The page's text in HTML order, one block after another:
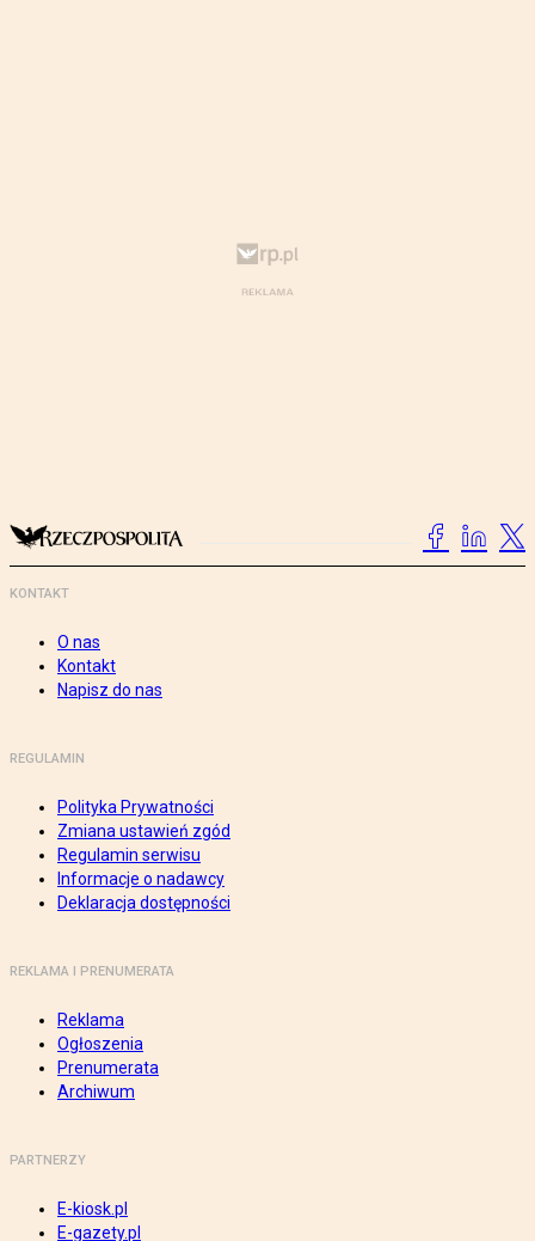
KONTAKT
O nas
Kontakt
Napisz do nas
REGULAMIN
Polityka Prywatności
Zmiana ustawień zgód
Regulamin serwisu
Informacje o nadawcy
Deklaracja dostępności
REKLAMA I PRENUMERATA
Reklama
Ogłoszenia
Prenumerata
Archiwum
PARTNERZY
E-kiosk.pl
E-gazety.pl